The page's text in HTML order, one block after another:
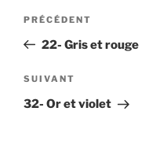
Navigation
l’article
Article
précédent
PRÉCÉDENT
22- Gris et rouge
Article
suivant
SUIVANT
32- Or et violet